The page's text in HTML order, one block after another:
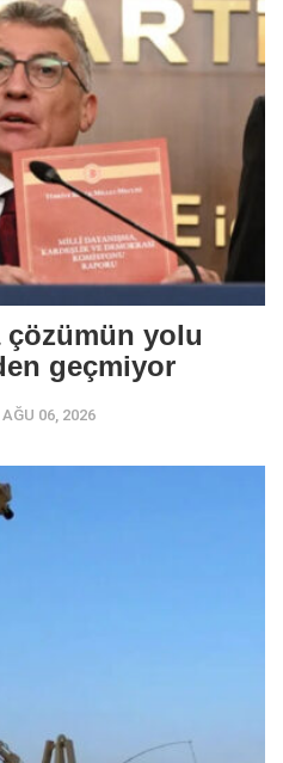
yolu
geçmiyor
AĞU 06, 2026